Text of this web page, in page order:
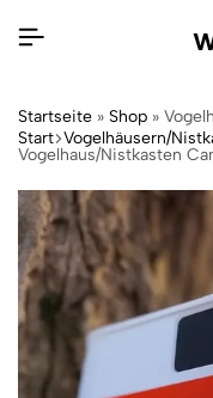
Startseite » Shop »
Start Vogelhäusern/
Vogelhaus/Nistkasten